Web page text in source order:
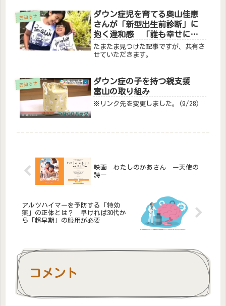
市手をつなぐ育成会と能美市手をつな
ぐ育成会との共済で「南加賀交流セ
ミ...
お知らせ
ダウン症児を育てる奥山佳恵
さんが「新型出生前診断」に
抱く違和感 「誰も幸せにな
っていない」
たまたま見つけた記事ですが、共有さ
せていただきます。
お知らせ
ダウン症の子を持つ親支援
富山の取り組み
※リンク先を変更しました。(9/28)
映画 わたしのかあさん ー天使の
詩ー
アルツハイマーを予防する「特効
薬」の正体とは？ 早ければ30代か
ら「超早期」の服用が必要
コメント